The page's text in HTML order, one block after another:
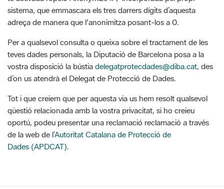
teves dades personals, la Diputació de Barcelona posa a la
vostra disposició la bústia
delegatprotecdades@diba.cat
Tot i que creiem que per aquesta via us hem resolt qualsevol
qüestió relacionada amb la vostra privacitat, si ho creieu
oportú, podeu presentar una reclamació reclamació a través
Dades (APDCAT).